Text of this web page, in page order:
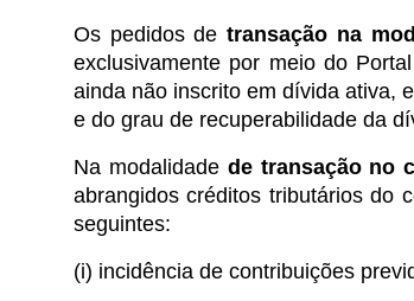
Os pedidos detransação na
exclusivamente por meio do
ainda não inscrito em dívida ativa,
e do grau de recuperabilidade da
Na modalidade de transação no
abrangidos créditos tributários do
seguintes:
(i) incidência de contribuições